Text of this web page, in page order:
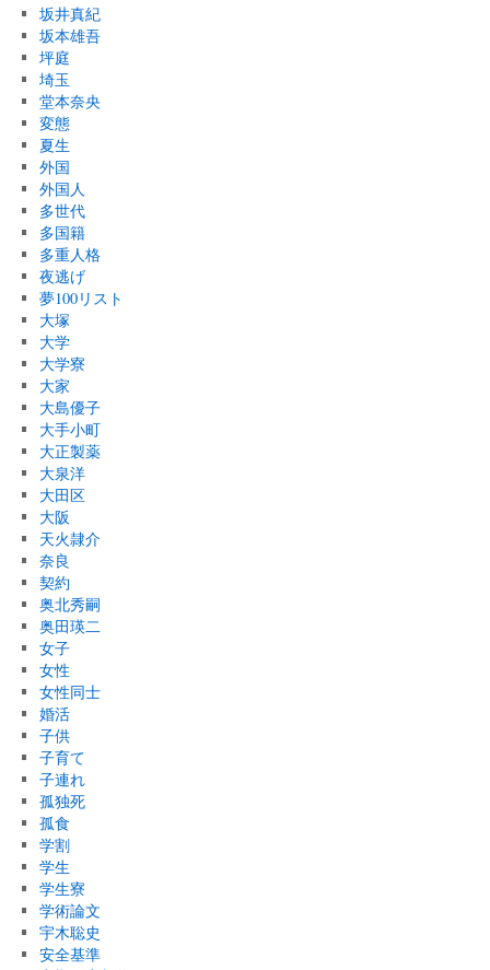
坂井真紀
坂本雄吾
坪庭
埼玉
堂本奈央
変態
夏生
外国
外国人
多世代
多国籍
多重人格
夜逃げ
夢100リスト
大塚
大学
大学寮
大家
大島優子
大手小町
大正製薬
大泉洋
大田区
大阪
天火隷介
奈良
契約
奥北秀嗣
奥田瑛二
女子
女性
女性同士
婚活
子供
子育て
子連れ
孤独死
孤食
学割
学生
学生寮
学術論文
宇木聡史
安全基準